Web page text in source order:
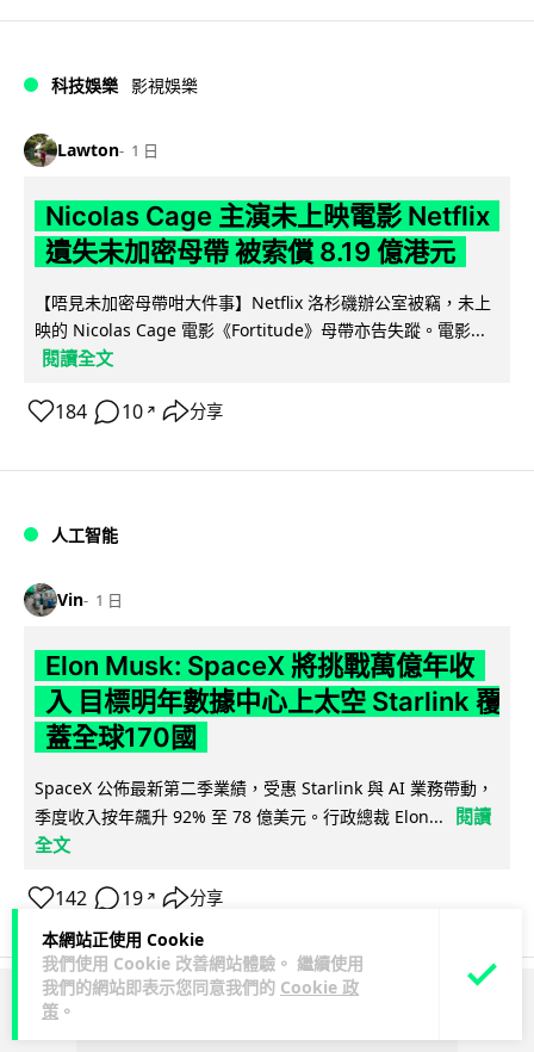
本網站正使用 Cookie
我們使用 Cookie 改善網站體驗。 繼續使用
我們的網站即表示您同意我們的 Cookie 政
策 。
科技娛樂 影視娛樂
Lawton 1 日
Nicolas Cage 主演未上映電影 Netflix
遺失未加密母帶 被索償 8.19 億港元
【唔見未加密母帶咁大件事】Netflix 洛杉磯辦公室被竊，未上
映的 Nicolas Cage 電影《Fortitude》母帶亦告失蹤。電影...
閱讀全文
184 10 ↗ 分享
人工智能
Vin 1 日
Elon Musk: SpaceX 將挑戰萬億年收
入 目標明年數據中心上太空 Starlink 覆
蓋全球170國
SpaceX 公佈最新第二季業績，受惠 Starlink 與 AI 業務帶動，
季度收入按年飆升 92% 至 78 億美元。行政總裁 Elon...
閱讀
全文
142 19 ↗ 分享